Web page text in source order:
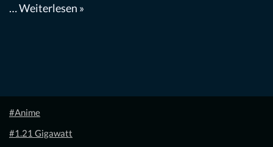
…Weiterlesen »
#Anime
#1.21 Gigawatt